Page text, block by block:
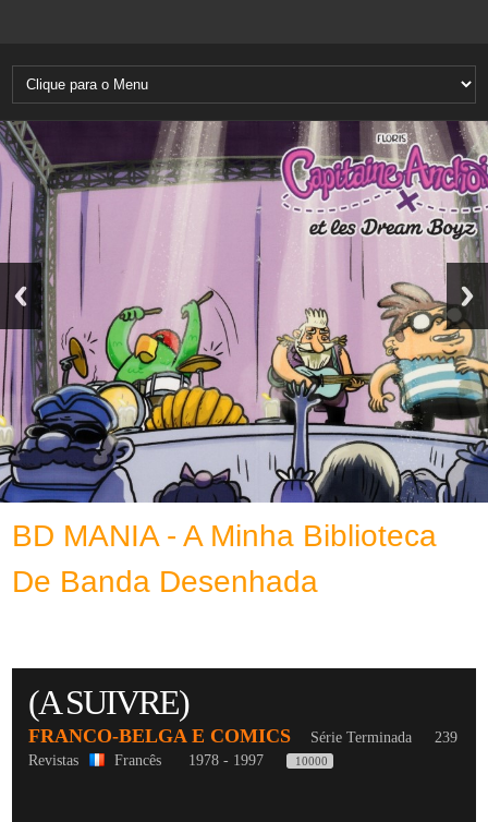
BD MANIA - A Minha Biblioteca
De Banda Desenhada
(A SUIVRE)
FRANCO-BELGA E COMICS Série Terminada
239
Revistas
Francês 1978 - 1997 10000